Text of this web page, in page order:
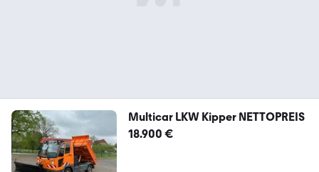
Multicar LKW Kipper NETTOPREIS
18.900 €